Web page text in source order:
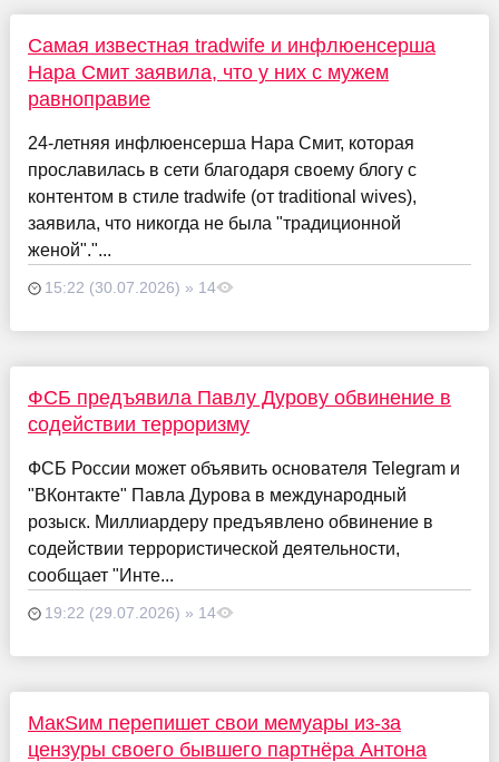
Самая известная tradwife и инфлюенсерша
Нара Смит заявила, что у них с мужем
равноправие
24-летняя инфлюенсерша Нара Смит, которая
прославилась в сети благодаря своему блогу с
контентом в стиле tradwife (от traditional wives),
заявила, что никогда не была "традиционной
женой"."...
15:22 (30.07.2026) » 14
ФСБ предъявила Павлу Дурову обвинение в
содействии терроризму
ФСБ России может объявить основателя Telegram и
"ВКонтакте" Павла Дурова в международный
розыск. Миллиардеру предъявлено обвинение в
содействии террористической деятельности,
сообщает "Инте...
19:22 (29.07.2026) » 14
МакSим перепишет свои мемуары из-за
цензуры своего бывшего партнёра Антона